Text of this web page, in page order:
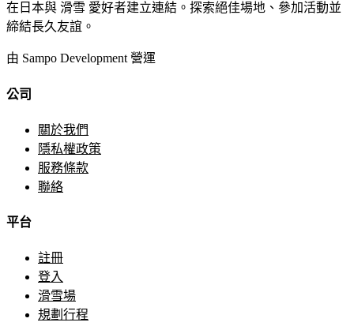
在日本與 滑雪 愛好者建立連結。探索絕佳場地、參加活動並
締結長久友誼。
由 Sampo Development 營運
公司
關於我們
隱私權政策
服務條款
聯絡
平台
註冊
登入
滑雪場
規劃行程